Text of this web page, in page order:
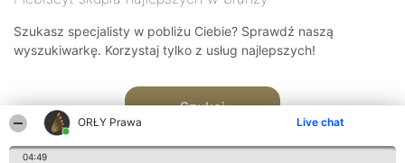
ORŁY Prawa Live chat
04:49
Szukasz specjalisty w pobliżu Ciebie? Sprawdź naszą
wyszukiwarkę. Korzystaj tylko z usług najlepszych!
Szukaj